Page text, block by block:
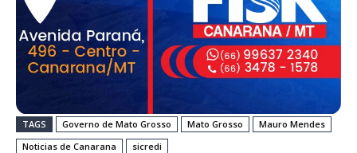
TAGS Governo de Mato Grosso Mato Grosso
Mauro Mendes
Noticias de Canarana
sicredi